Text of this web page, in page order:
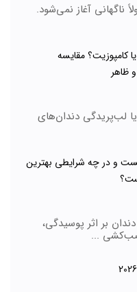
ناگهانی آغاز نمی‌شود.
کامپوزیت؟ مقایسه
ظاهر
یا لب‌پریدگی دندان‌های
و در چه شرایطی بهترین
بر اثر پوسیدگی،
...